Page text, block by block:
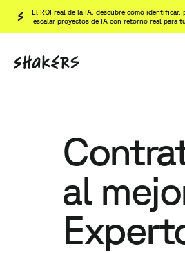
El ROI real de la IA: descubre cómo identificar,
escalar proyectos de IA con retorno real para
al